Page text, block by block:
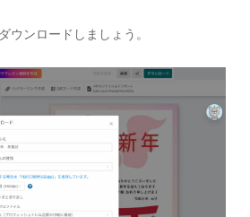
ウンロードしましょう。